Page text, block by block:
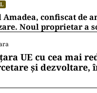
Amadea, confiscat de
Noul proprietar a
UE cu cea mai
și dezvoltare,